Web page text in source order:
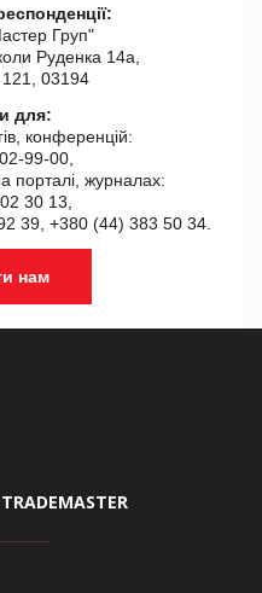
Груп"
Руденка 14а,
03194
для:
конференцій:
99-00,
порталі, журналах:
30 13,
39, +380 (44) 383 50 34.
нам